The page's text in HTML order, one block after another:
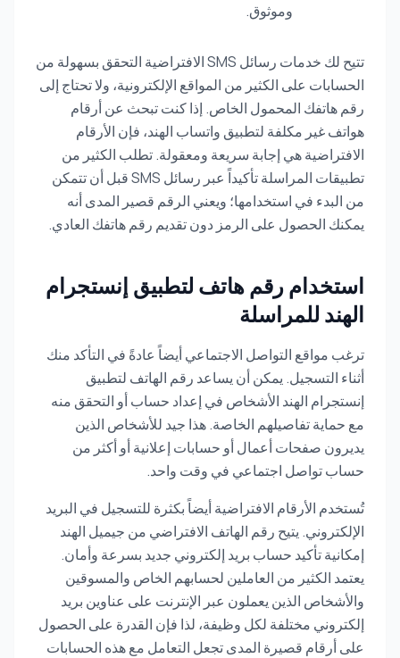
وموثوق.
تتيح لك خدمات رسائل SMS الافتراضية التحقق بسهولة من
الحسابات على الكثير من المواقع الإلكترونية، ولا تحتاج إلى
رقم هاتفك المحمول الخاص. إذا كنت تبحث عن أرقام
هواتف غير مكلفة لتطبيق واتساب الهند، فإن الأرقام
الافتراضية هي إجابة سريعة ومعقولة. تطلب الكثير من
تطبيقات المراسلة تأكيداً عبر رسائل SMS قبل أن تتمكن
من البدء في استخدامها؛ ويعني الرقم قصير المدى أنه
يمكنك الحصول على الرمز دون تقديم رقم هاتفك العادي.
استخدام رقم هاتف لتطبيق إنستجرام
الهند للمراسلة
ترغب مواقع التواصل الاجتماعي أيضاً عادةً في التأكد منك
أثناء التسجيل. يمكن أن يساعد رقم الهاتف لتطبيق
إنستجرام الهند الأشخاص في إعداد حساب أو التحقق منه
مع حماية تفاصيلهم الخاصة. هذا جيد للأشخاص الذين
يديرون صفحات أعمال أو حسابات إعلانية أو أكثر من
حساب تواصل اجتماعي في وقت واحد.
تُستخدم الأرقام الافتراضية أيضاً بكثرة للتسجيل في البريد
الإلكتروني. يتيح رقم الهاتف الافتراضي من جيميل الهند
إمكانية تأكيد حساب بريد إلكتروني جديد بسرعة وأمان.
يعتمد الكثير من العاملين لحسابهم الخاص والمسوقين
والأشخاص الذين يعملون عبر الإنترنت على عناوين بريد
إلكتروني مختلفة لكل وظيفة، لذا فإن القدرة على الحصول
على أرقام قصيرة المدى تجعل التعامل مع هذه الحسابات